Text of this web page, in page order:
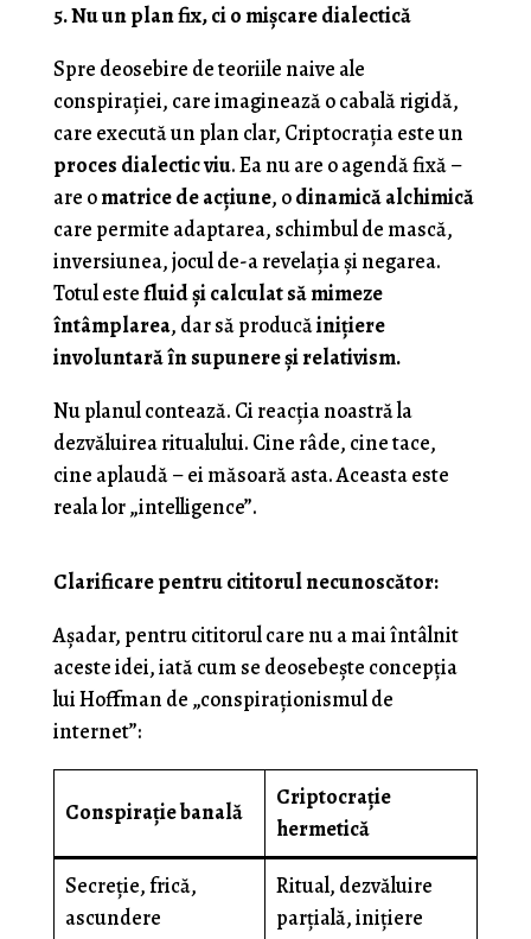
5. Nu un plan fix, ci o mișcare dialectică
Spre deosebire de teoriile naive ale
conspirației, care imaginează o cabală rigidă,
care execută un plan clar, Criptocrația este un
proces dialectic viu. Ea nu are o agendă fixă –
are omatrice de acțiune, odinamică alchimică
care permite adaptarea, schimbul de mască,
inversiunea, jocul de-a revelația și negarea.
Totul estefluid și calculat să mimeze
întâmplarea, dar să producăinițiere
involuntară în supunere și relativism.
Nu planul contează. Ci reacția noastră la
dezvăluirea ritualului. Cine râde, cine tace,
cine aplaudă – ei măsoară asta. Aceasta este
reala lor „intelligence”.
Clarificare pentru cititorul necunoscător:
Așadar, pentru cititorul care nu a mai întâlnit
aceste idei, iată cum se deosebește concepția
lui Hoffman de „conspiraționismul de
internet”:
Conspirație banală
Criptocrație
hermetică
Secreție, frică,
ascundere
Ritual, dezvăluire
parțială, inițiere